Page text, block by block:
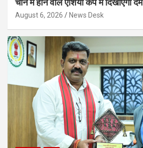
August 6, 2026 News Desk